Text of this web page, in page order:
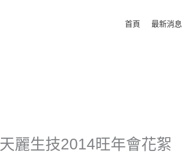
首頁 最新消息
天麗生技2014旺年會花絮